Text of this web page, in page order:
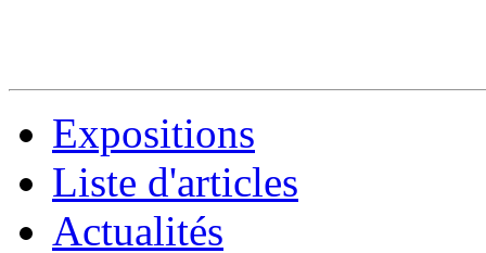
Expositions
Liste d'articles
Actualités